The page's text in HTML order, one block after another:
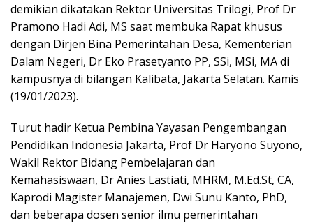
demikian dikatakan Rektor Universitas Trilogi, Prof Dr
Pramono Hadi Adi, MS saat membuka Rapat khusus
dengan Dirjen Bina Pemerintahan Desa, Kementerian
Dalam Negeri, Dr Eko Prasetyanto PP, SSi, MSi, MA di
kampusnya di bilangan Kalibata, Jakarta Selatan. Kamis
(19/01/2023).
Turut hadir Ketua Pembina Yayasan Pengembangan
Pendidikan Indonesia Jakarta, Prof Dr Haryono Suyono,
Wakil Rektor Bidang Pembelajaran dan
Kemahasiswaan, Dr Anies Lastiati, MHRM, M.Ed.St, CA,
Kaprodi Magister Manajemen, Dwi Sunu Kanto, PhD,
dan beberapa dosen senior ilmu pemerintahan